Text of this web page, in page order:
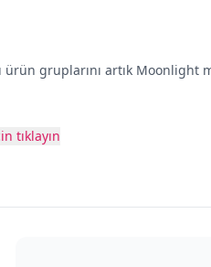
ürün gruplarını artık Moonlight
tıklayın